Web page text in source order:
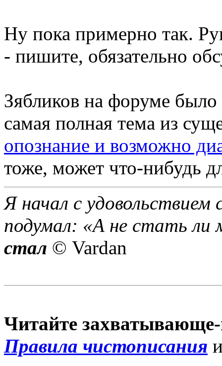
Ну пока примерно так.
- пишите, обязательно
Зябликов на форуме
самая полная тема из
опознание и возможно
тоже, может что-нибудь
Я начал с
подумал: «А не стать ли
стал © Vardan
Читайте
Правила чистописания